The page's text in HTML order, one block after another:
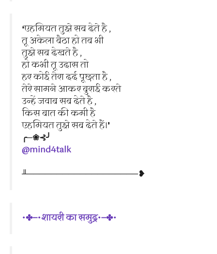
❛एहमियत तुझे सब देते है ,
तू अकेला बैठा हो तब भी
तुझे सब देखते है ,
हो कभी तू उदास तो
हर कोई तेरा दर्द पूछता है ,
तेरे सामने आकर बुराई करते
उन्हें जवाब सब देते है ,
किस बात की कमी है
एहमियत तुझे सब देते हैं।❜
╭─❀⊰╯
@mind4talk
╨───────────────────❥
•✤┈•शायरी का समुद्र•┈✤•